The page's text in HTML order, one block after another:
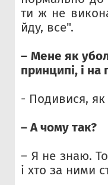
ти ж не
йду, все".
– Мене як
принципі, і
- Подивися, як
– А чому так?
– Я не знаю.
і хто за ними